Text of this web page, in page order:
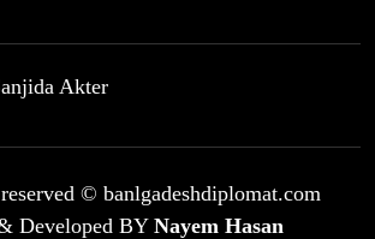
Akter
© banlgadeshdiplomat.com
Developed BY Nayem Hasan